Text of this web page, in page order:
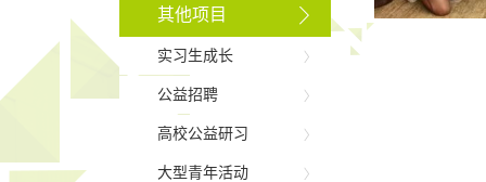
其他项目
实习生成长
公益招聘
高校公益研习
大型青年活动